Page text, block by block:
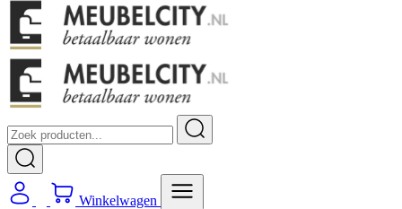
Winkelwagen